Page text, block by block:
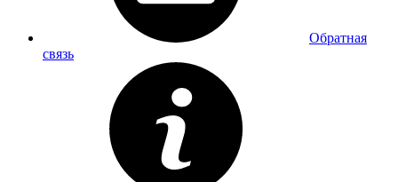
Обратная
связь